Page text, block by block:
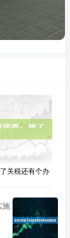
关税还有个办
施